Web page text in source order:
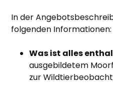
In der
folgenden Informationen:
Was ist alles
ausgebildetem
zur